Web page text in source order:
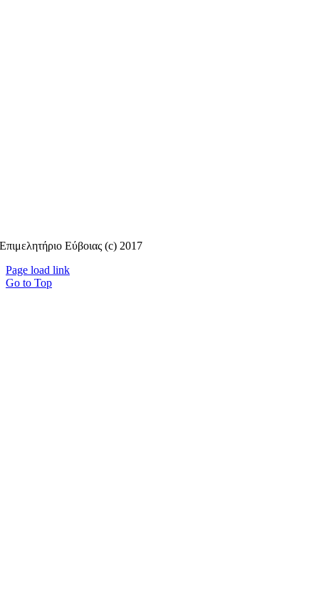
Επιμελητήριο Εύβοιας (c) 2017
Page load link
Go to Top